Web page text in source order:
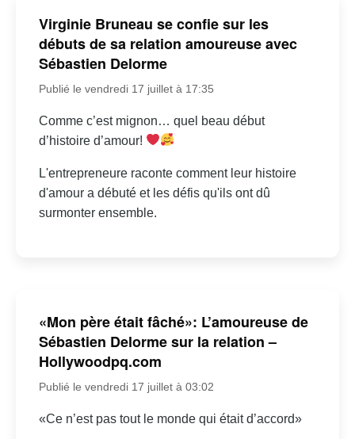
Virginie Bruneau se confie sur les
débuts de sa relation amoureuse avec
Sébastien Delorme
Publié le vendredi 17 juillet à 17:35
Comme c’est mignon… quel beau début
d’histoire d’amour!
L'entrepreneure raconte comment leur histoire
d'amour a débuté et les défis qu'ils ont dû
surmonter ensemble.
«Mon père était fâché»: L’amoureuse de
Sébastien Delorme sur la relation –
Hollywoodpq.com
Publié le vendredi 17 juillet à 03:02
«Ce n’est pas tout le monde qui était d’accord»